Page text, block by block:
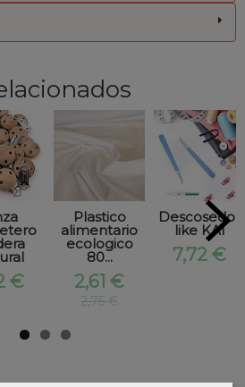
€
Plastico
alimentario
ecologico
80...
2,61 €
2,75 €
Descosedor
like KAI
7,72 €